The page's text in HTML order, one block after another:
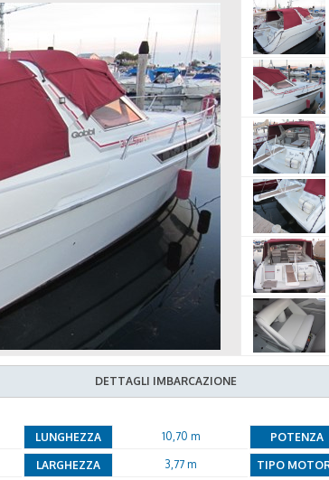
DETTAGLI IMBARCAZIONE
LUNGHEZZA 10,70 m POTENZA
LARGHEZZA 3,77 m TIPO